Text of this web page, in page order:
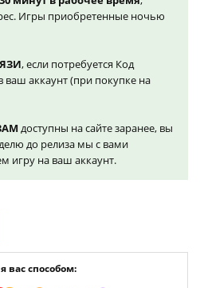
Игры приобретенные ночью
, если потребуется Код
ваш аккаунт (при покупке на
доступны на сайте заранее, вы
до релиза мы с вами
игру на ваш аккаунт.
вас способом: